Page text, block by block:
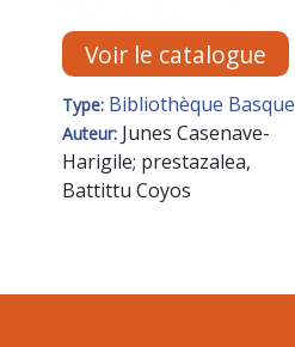
Voir le catalogue
Type: Bibliothèque Basque
Auteur: Junes Casenave-
Harigile; prestazalea,
Battittu Coyos